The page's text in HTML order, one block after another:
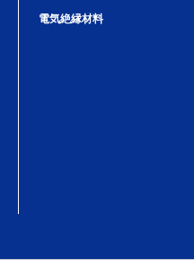
電気絶縁材料